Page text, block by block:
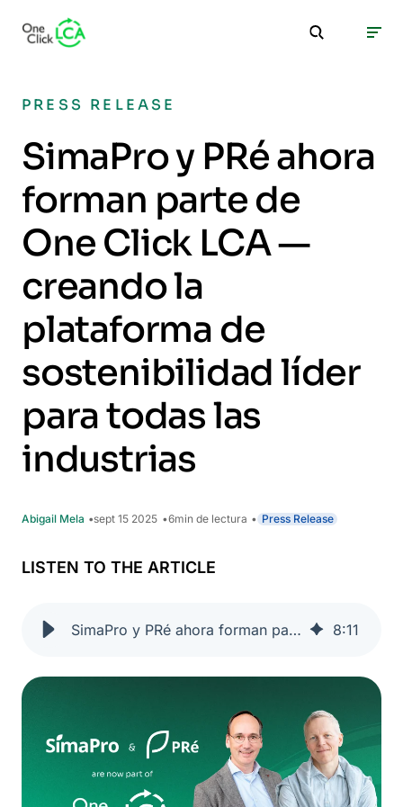
PRESS RELEASE
SimaPro y PRé ahora
forman parte de
One Click LCA —
creando la
plataforma de
sostenibilidad líder
para todas las
industrias
Abigail Mela sept 15 2025 6min de lectura Press Release
LISTEN TO THE ARTICLE
SimaPro y PRé ahora forman parte de One Click LCA — creando la plataforma de sostenibilidad líder para todas las industrias 8:11